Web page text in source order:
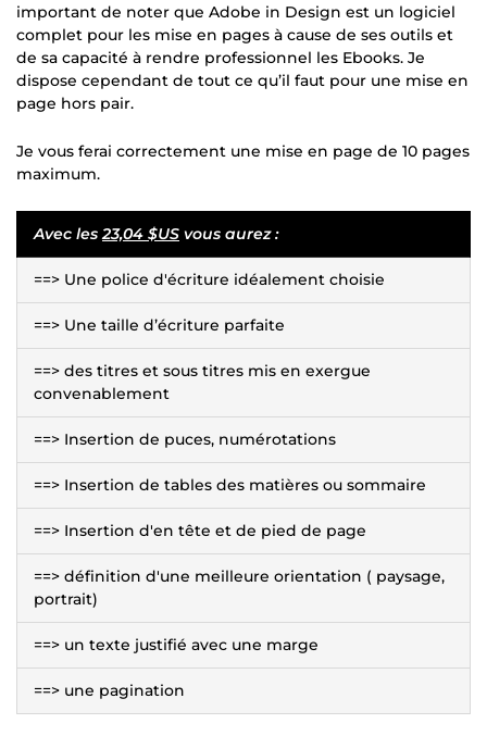
important de noter que Adobe in Design est un logiciel
complet pour les mise en pages à cause de ses outils et
de sa capacité à rendre professionnel les Ebooks. Je
dispose cependant de tout ce qu’il faut pour une mise en
page hors pair.
Je vous ferai correctement une mise en page de 10 pages
maximum.
Avec les23,04 $US vous aurez :
==> Une police d'écriture idéalement choisie
==> Une taille d’écriture parfaite
==> des titres et sous titres mis en exergue
convenablement
==> Insertion de puces, numérotations
==> Insertion de tables des matières ou sommaire
==> Insertion d'en tête et de pied de page
==> définition d'une meilleure orientation ( paysage,
portrait)
==> un texte justifié avec une marge
==> une pagination